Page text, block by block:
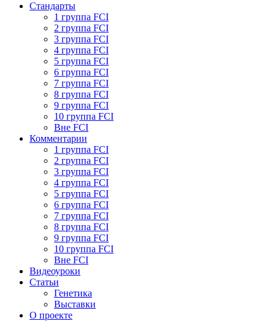
Стандарты
1 группа FCI
2 группа FCI
3 группа FCI
4 группа FCI
5 группа FCI
6 группа FCI
7 группа FCI
8 группа FCI
9 группа FCI
10 группа FCI
Вне FCI
Комментарии
1 группа FCI
2 группа FCI
3 группа FCI
4 группа FCI
5 группа FCI
6 группа FCI
7 группа FCI
8 группа FCI
9 группа FCI
10 группа FCI
Вне FCI
Видеоуроки
Статьи
Генетика
Выставки
О проекте